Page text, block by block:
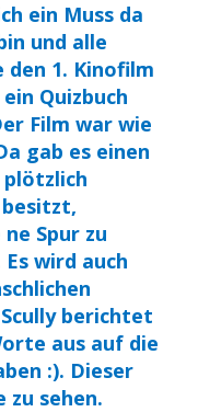
ein Muss da
und alle
den 1. Kinofilm
Quizbuch
Film war wie
gab es einen
plötzlich
Spur zu
wird auch
berichtet
aus auf die
:). Dieser
zu sehen.